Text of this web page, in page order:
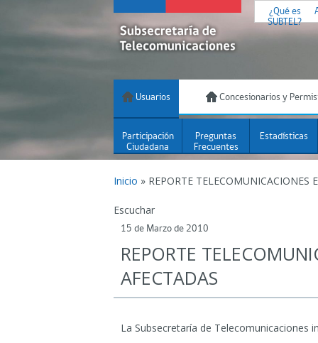
¿Qué es
SUBTEL?
Usuarios Concesionarios y
Participación
Ciudadana
Preguntas
Frecuentes
Estadísticas
Inicio » REPORTE TELECOMUNICACIONES
Escuchar
15 de Marzo de 2010
REPORTE
AFECTADAS
La Subsecretaría de Telecomunicaciones